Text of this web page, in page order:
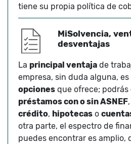
tiene su propia política de
MiSolvencia,
desventajas
La principal ventaja de
empresa, sin duda alguna, es
opciones que ofrece;
préstamos con o sin ASNEF,
crédito, hipotecas o
otra parte, el espectro de
puedes encontrar es amplio,